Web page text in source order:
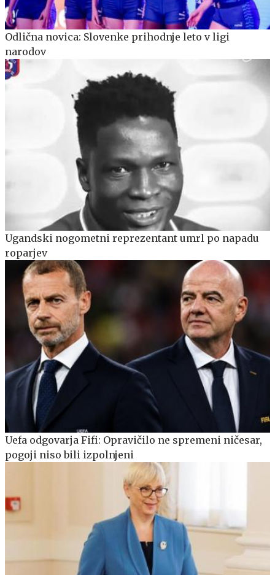
Odlična novica: Slovenke prihodnje leto v ligi
narodov
Ugandski nogometni reprezentant umrl po napadu
roparjev
Uefa odgovarja Fifi: Opravičilo ne spremeni ničesar,
pogoji niso bili izpolnjeni